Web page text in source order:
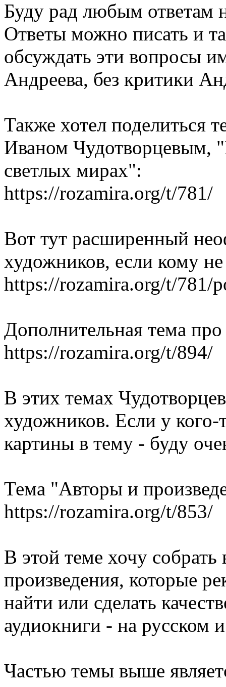
Буду рад любым ответам
Ответы можно писать и
обсуждать эти вопросы
Андреева, без критики
Также хотел поделиться
Иваном Чудотворцевым,
светлых мирах":
https://rozamira.org/t/781/
Вот тут расширенный
художников, если кому
https://rozamira.org/t/781/
Дополнительная тема
https://rozamira.org/t/894/
В этих темах
художников. Если у
картины в тему - буду
Тема "Авторы и
https://rozamira.org/t/853/
В этой теме хочу собрать
произведения, которые
найти или сделать
аудиокниги - на русском
Частью темы выше